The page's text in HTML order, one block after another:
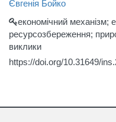
Євгенія Бойко
економічний механізм;
ресурсозбереження;
виклики
https://doi.org/10.31649/